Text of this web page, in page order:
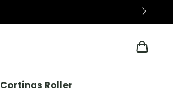
Cortinas Roller